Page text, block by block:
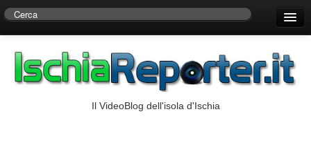
Centro di Ricerche Storiche D’Ambra
Il VideoBlog dell'isola d'Ischia